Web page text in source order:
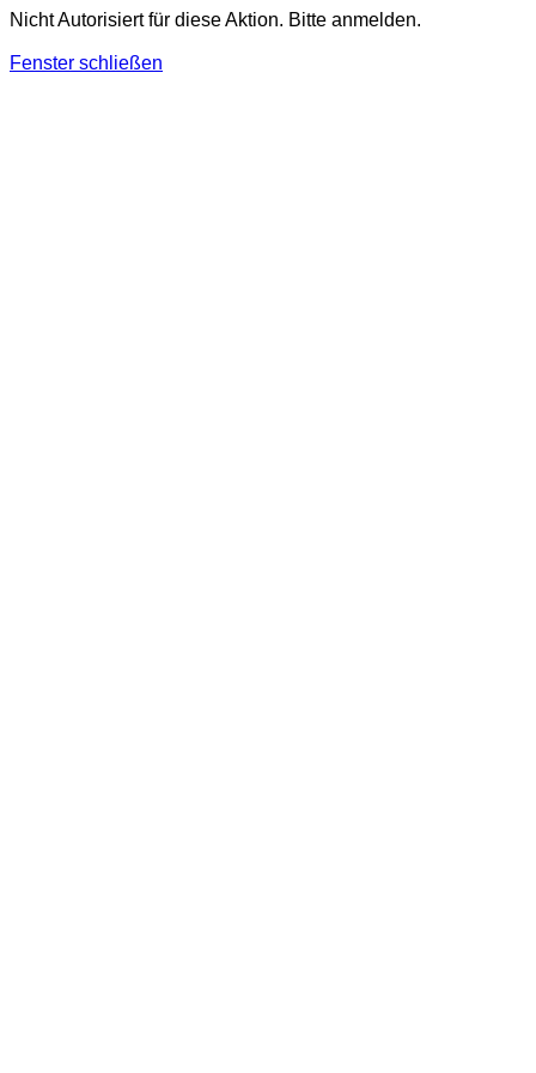
Nicht Autorisiert für diese Aktion. Bitte anmelden.
Fenster schließen